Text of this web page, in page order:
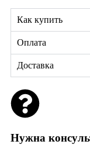
Как купить
Оплата
Доставка
Нужна